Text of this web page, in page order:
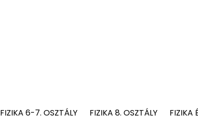
FIZIKA 6-7. OSZTÁLY FIZIKA 8. OSZTÁLY FIZIKA